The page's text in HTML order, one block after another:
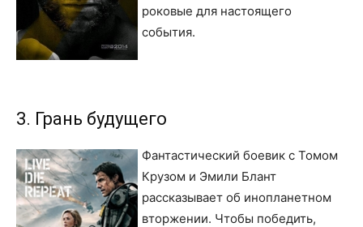
роковые для настоящего
события.
3. Грань будущего
Фантастический боевик с Томом
Крузом и Эмили Блант
рассказывает об инопланетном
вторжении. Чтобы победить,